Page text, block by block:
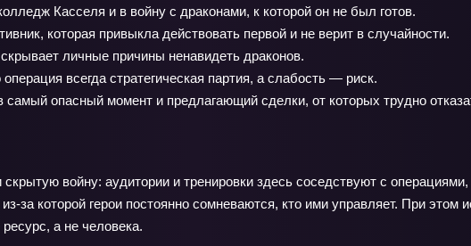
Касселя и в войну с драконами, к которой он не был готов.
которая привыкла действовать первой и не верит в случайности.
личные причины ненавидеть драконов.
всегда стратегическая партия, а слабость — риск.
опасный момент и предлагающий сделки, от которых трудно
войну: аудитории и тренировки здесь соседствуют с
за которой герои постоянно сомневаются, кто ими управляет. При
а не человека.